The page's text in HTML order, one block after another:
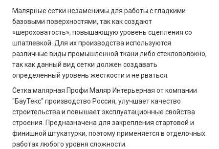
Малярные сетки незаменимы для работы с гладкими
базовыми поверхностями, так как создают
«шероховатость», повышающую уровень сцепления со
шпатлевкой. Для их производства используются
различные виды промышленной ткани либо стекловолокно,
так как данный вид сетки должен создавать
определенный уровень жесткости и не рваться.
Сетка малярная Профи Маляр Интерьерная от компании
"БауТекс" производство Россия, улучшает качество
строительства и повышает эксплуатационные свойства
строения. Предназначена для закрепления стартовой и
финишной штукатурки, поэтому применяется в отделочных
работах любого уровня сложности.